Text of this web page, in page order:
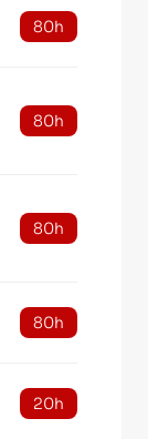
80h
80h
80h
80h
20h